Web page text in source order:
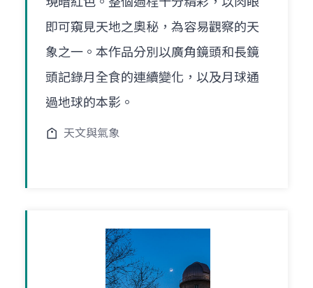
即可窺見天地之奧秘，為容易觀察的天
象之一。本作品分別以廣角鏡頭和長鏡
頭記錄月全食的連續變化，以及月球通
過地球的本影。
天文與氣象